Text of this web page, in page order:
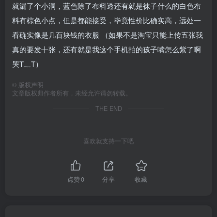
就漏了个小洞，蓝色除了布料透还有就是袜子什么的白色布
料有棕色小点，但是都能接受，毕竟性价比确实高，远处一
看确实像是几百块钱的衣服 （如果不是淘宝只能上传五张我
真的要发十张，还有就是我这个手机拍的孩子嘴怎么紫了啊
哭T﹏T）
© 版权声明
文章版权归作者所有，未经允许请勿转载。
THE END
喜欢就支持一下吧
点赞0 分享 收藏